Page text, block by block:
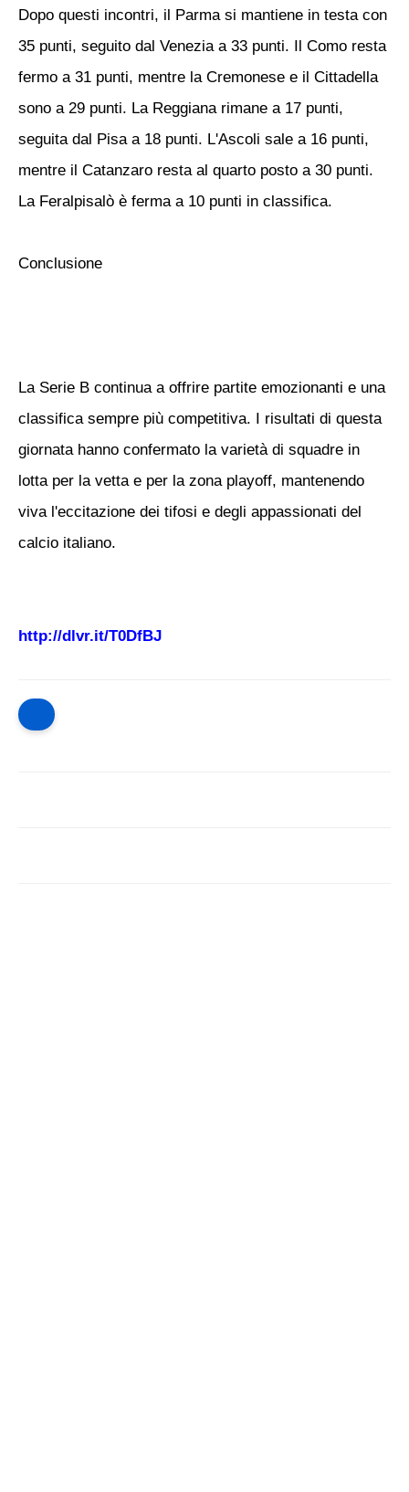
Dopo questi incontri, il Parma si mantiene in testa con
35 punti, seguito dal Venezia a 33 punti. Il Como resta
fermo a 31 punti, mentre la Cremonese e il Cittadella
sono a 29 punti. La Reggiana rimane a 17 punti,
seguita dal Pisa a 18 punti. L'Ascoli sale a 16 punti,
mentre il Catanzaro resta al quarto posto a 30 punti.
La Feralpisalò è ferma a 10 punti in classifica.
Conclusione
La Serie B continua a offrire partite emozionanti e una
classifica sempre più competitiva. I risultati di questa
giornata hanno confermato la varietà di squadre in
lotta per la vetta e per la zona playoff, mantenendo
viva l'eccitazione dei tifosi e degli appassionati del
calcio italiano.
http://dlvr.it/T0DfBJ